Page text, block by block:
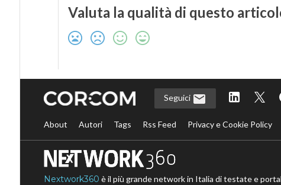
Valuta la qualità di questo
Seguici
About Autori Tags Rss Feed Privacy e Cookie Policy
Nextwork360 è il più grande network in Italia di testate e